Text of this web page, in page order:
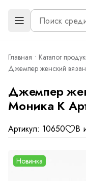
Главная Каталог
Джемпер женский
Джемпер
Моника К
Артикул: 10650 В
Новинка